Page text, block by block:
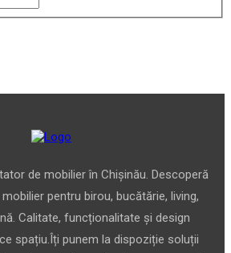
de mobilier în Chișinău. Descoperă
pentru birou, bucătărie, living,
Calitate, funcționalitate și design
spațiu.Îți punem la dispoziție soluții